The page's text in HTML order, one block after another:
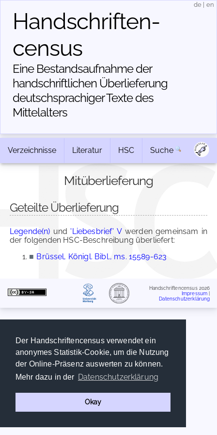
Der Handschriftencensus verwendet ein
anonymes Statistik-Cookie, um die Nutzung
der Online-Präsenz auswerten zu können.
Mehr dazu in der Datenschutzerklärung
Okay
Handschriften­
census
Eine Bestandsaufnahme der
handschriftlichen Über­lieferung
deutschsprachiger Texte des
Mittelalters
de en
Verzeichnisse Literatur HSC Suche
Mitüberlieferung
Geteilte Überlieferung
Legende(n) und 'Liebesbrief' Vwerden gemeinsam in
der folgenden HSC-Beschreibung überliefert:
■ Brüssel, Königl. Bibl., ms. 15589-623
Handschriftencensus 2026
Impressum
Datenschutzerklärung